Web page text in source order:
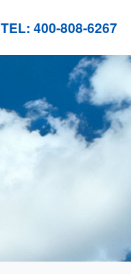
TEL: 400-808-6267